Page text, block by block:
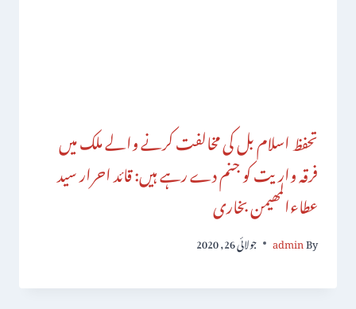
تحفظ اسلام بل کی مخالفت کرنے والے ملک میں
فرقہ واریت کو جنم دے رہے ہیں: قائد احرار سید
عطاءالمھیمن بخاری
By
admin جولائی 26, 2020